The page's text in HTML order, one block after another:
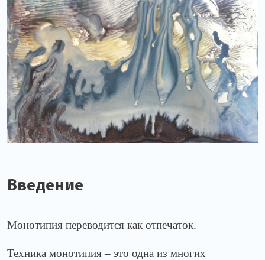
Введение
Монотипия переводится как отпечаток.
Техника монотипия – это одна из многих